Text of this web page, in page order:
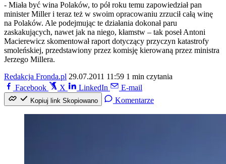
- Miała być wina Polaków, to pół roku temu zapowiedział pan
minister Miller i teraz też w swoim opracowaniu zrzucił całą winę
na Polaków. Ale podejmując te działania dokonał paru
zaskakujących, nawet jak na niego, kłamstw – tak poseł Antoni
Macierewicz skomentował raport dotyczący przyczyn katastrofy
smoleńskiej, przedstawiony przez komisję kierowaną przez ministra
Jerzego Millera.
Redakcja Fronda.pl 29.07.2011 11:59 1 min czytania
Facebook
X LinkedIn E-mail
Kopiuj link Skopiowano Komentarze